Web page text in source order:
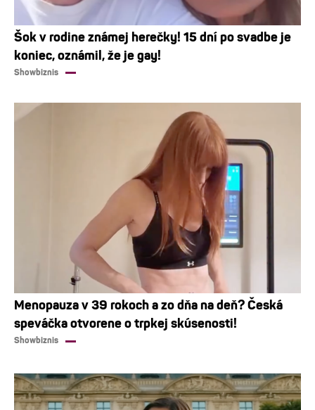
Šok v rodine známej herečky! 15 dní po svadbe je
koniec, oznámil, že je gay!
Showbiznis
Menopauza v 39 rokoch a zo dňa na deň? Česká
speváčka otvorene o trpkej skúsenosti!
Showbiznis